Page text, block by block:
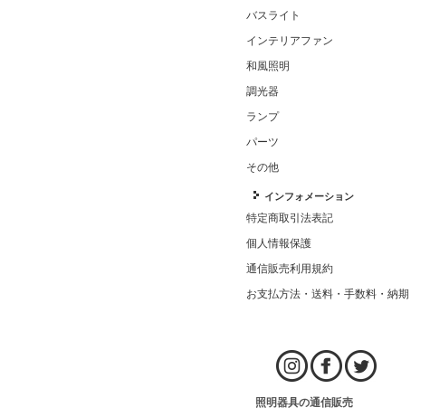
バスライト
インテリアファン
和風照明
調光器
ランプ
パーツ
その他
インフォメーション
特定商取引法表記
個人情報保護
通信販売利用規約
お支払方法・送料・手数料・納期
照明器具の通信販売